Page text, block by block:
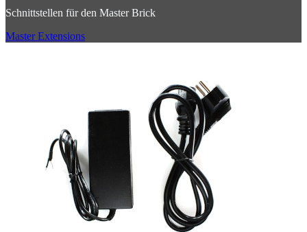
Schnittstellen für den Master Brick
Master Extensions